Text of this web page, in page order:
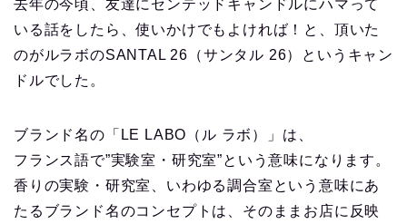
去年の今頃、友達にセンテッドキャンドルにハマって
いる話をしたら、使いかけでもよければ！と、頂いた
のがルラボのSANTAL 26（サンタル 26）というキャン
ドルでした。
ブランド名の「LE LABO（ル ラボ）」は、
フランス語で”実験室・研究室”という意味になります。
香りの実験・研究室、いわゆる調合室という意味にあ
たるブランド名のコンセプトは、そのままお店に反映